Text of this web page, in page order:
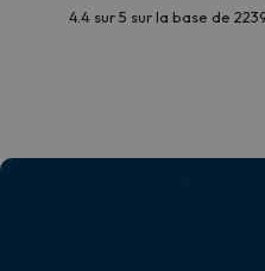
4.4 sur 5 sur la base de